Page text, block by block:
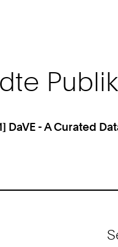
DaVE - A Curated